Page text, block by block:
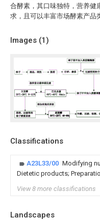
合酵素，其口味独特，营养健
求，且可以丰富市场酵素产品
Images (1)
Classifications
A23L33/00 Modifying
Dietetic products;
View 8 more classifications
Landscapes